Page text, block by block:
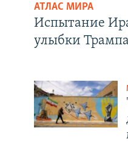
АТЛАС МИРА
Испытание
улыбки